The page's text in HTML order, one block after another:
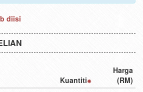
diisi
Kuantiti
Harga
(RM)